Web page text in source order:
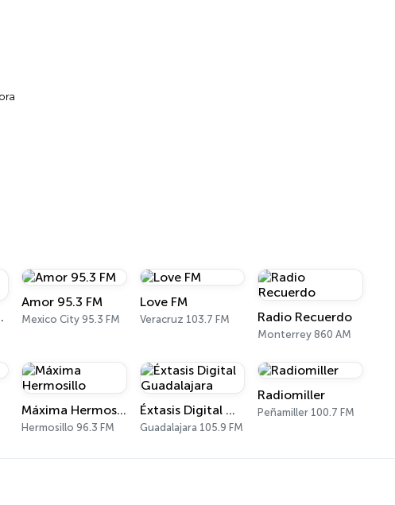
Radio
Amor 95.3 FM
Mexico City 95.3 FM
Love FM
Veracruz 103.7 FM Radio Recuerdo
Monterrey 860 AM
Máxima Hermosillo
Hermosillo 96.3 FM
Éxtasis Digital Guadalajara
Guadalajara 105.9 FM
Radiomiller
Peñamiller 100.7 FM